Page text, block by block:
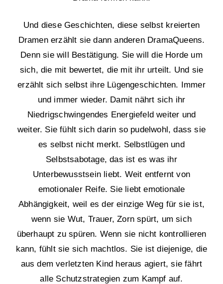
Und diese Geschichten, diese selbst kreierten
Dramen erzählt sie dann anderen DramaQueens.
Denn sie will Bestätigung. Sie will die Horde um
sich, die mit bewertet, die mit ihr urteilt. Und sie
erzählt sich selbst ihre Lügengeschichten. Immer
und immer wieder. Damit nährt sich ihr
Niedrigschwingendes Energiefeld weiter und
weiter. Sie fühlt sich darin so pudelwohl, dass sie
es selbst nicht merkt. Selbstlügen und
Selbstsabotage, das ist es was ihr
Unterbewusstsein liebt. Weit entfernt von
emotionaler Reife. Sie liebt emotionale
Abhängigkeit, weil es der einzige Weg für sie ist,
wenn sie Wut, Trauer, Zorn spürt, um sich
überhaupt zu spüren. Wenn sie nicht kontrollieren
kann, fühlt sie sich machtlos. Sie ist diejenige, die
aus dem verletzten Kind heraus agiert, sie fährt
alle Schutzstrategien zum Kampf auf.